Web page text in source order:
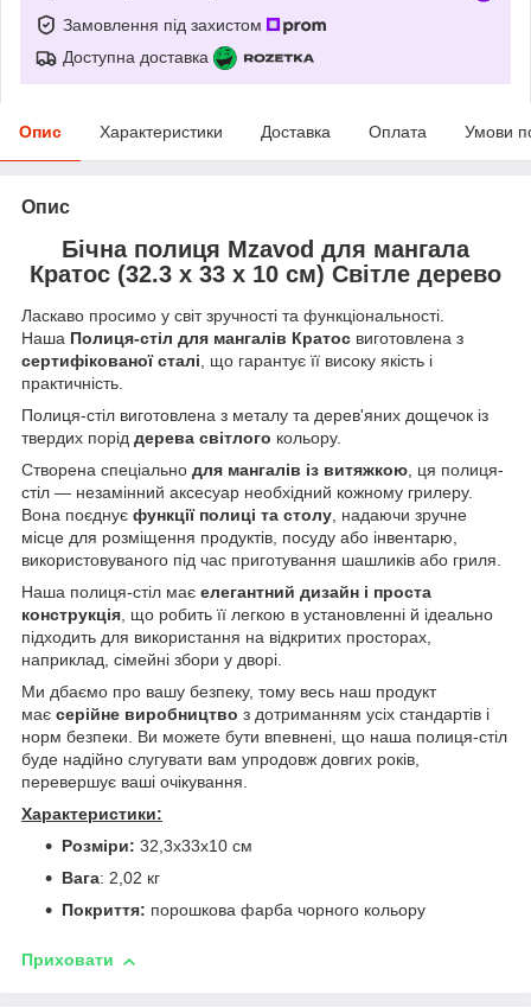
Замовлення під захистом
Доступна доставка
Опис Характеристики Доставка Оплата Умови
Опис
Бічна полиця Mzavod для мангала
Кратос (32.3 х 33 х 10 см) Світле дерево
Ласкаво просимо у світ зручності та функціональності.
Наша Полиця-стіл для мангалів Кратос виготовлена з
сертифікованої сталі, що гарантує її високу якість і
практичність.
Полиця-стіл виготовлена з металу та дерев'яних дощечок із
твердих порід дерева світлого кольору.
Створена спеціально для мангалів із витяжкою, ця полиця-
стіл — незамінний аксесуар необхідний кожному грилеру.
Вона поєднує функції полиці та столу, надаючи зручне
місце для розміщення продуктів, посуду або інвентарю,
використовуваного під час приготування шашликів або гриля.
Наша полиця-стіл має елегантний дизайн і проста
конструкція, що робить її легкою в установленні й ідеально
підходить для використання на відкритих просторах,
наприклад, сімейні збори у дворі.
Ми дбаємо про вашу безпеку, тому весь наш продукт
має серійне виробництво з дотриманням усіх стандартів і
норм безпеки. Ви можете бути впевнені, що наша полиця-стіл
буде надійно слугувати вам упродовж довгих років,
перевершує ваші очікування.
Характеристики:
Розміри: 32,3х33х10 см
Вага: 2,02 кг
Покриття: порошкова фарба чорного кольору
Приховати